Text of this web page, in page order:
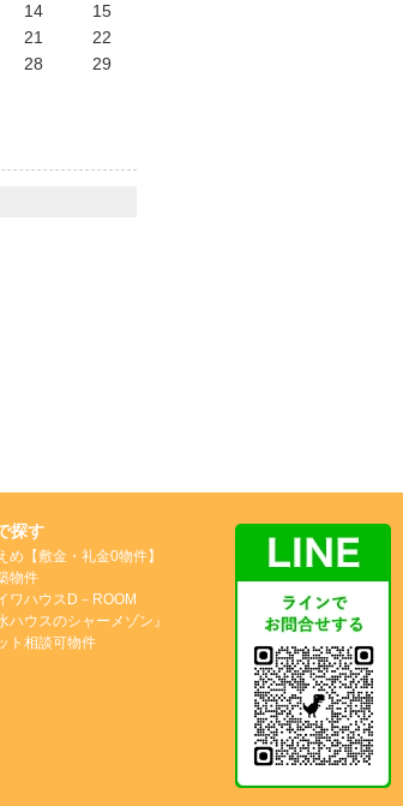
14
15
21
22
28
29
探す
め【敷金・礼金0物件】
物件
ワハウスD－ROOM
ハウスのシャーメゾン』
ト相談可物件